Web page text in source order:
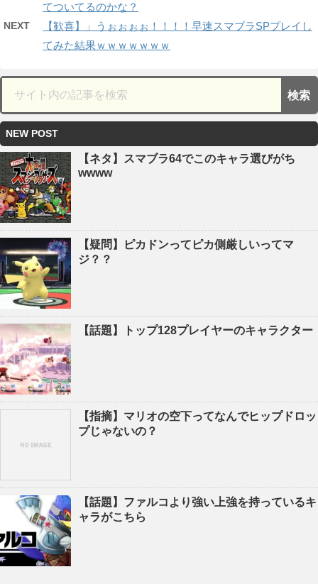
てついてるのかな？
NEXT
【歓喜】」うぉぉぉぉ！！！！早速スマブラSPプレイし
てみた結果ｗｗｗｗｗｗｗ
NEW POST
【ネタ】スマブラ64でこのキャラ選びがち
wwww
【疑問】ピカドンってピカ側厳しいってマ
ジ？？
【話題】トップ128プレイヤーのキャラクター
【指摘】マリオの空下ってなんでヒップドロッ
プじゃないの？
【話題】ファルコより強い上強を持っているキ
ャラがこちら